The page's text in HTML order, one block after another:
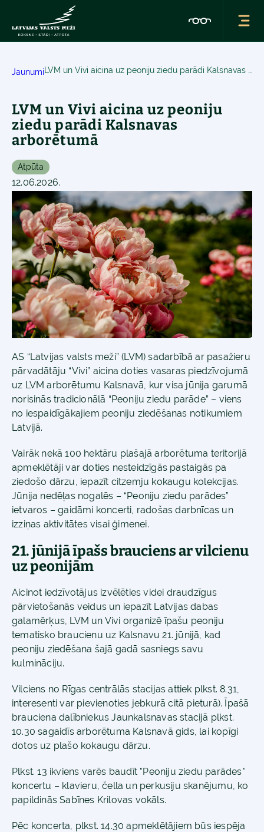
Jaunumi
LVM un Vivi aicina uz peoniju
ziedu parādi Kalsnavas
arborētumā
Atpūta
12.06.2026.
AS “Latvijas valsts meži” (LVM) sadarbībā ar pasažieru
pārvadātāju “Vivi” aicina doties vasaras piedzīvojumā
uz LVM arborētumu Kalsnavā, kur visa jūnija garumā
norisinās tradicionālā “Peoniju ziedu parāde” – viens
no iespaidīgākajiem peoniju ziedēšanas notikumiem
Latvijā.
Vairāk nekā 100 hektāru plašajā arborētuma teritorijā
apmeklētāji var doties nesteidzīgās pastaigās pa
ziedošo dārzu, iepazīt citzemju kokaugu kolekcijas.
Jūnija nedēļas nogalēs – “Peoniju ziedu parādes”
ietvaros – gaidāmi koncerti, radošas darbnīcas un
izziņas aktivitātes visai ģimenei.
21. jūnijā īpašs brauciens ar vilcienu
uz peonijām
Aicinot iedzīvotājus izvēlēties videi draudzīgus
pārvietošanās veidus un iepazīt Latvijas dabas
galamērķus, LVM un Vivi organizē īpašu peoniju
tematisko braucienu uz Kalsnavu 21. jūnijā, kad
peoniju ziedēšana šajā gadā sasniegs savu
kulmināciju.
Vilciens no Rīgas centrālās stacijas attiek plkst. 8.31,
interesenti var pievienoties jebkurā citā pieturā). Īpašā
brauciena dalībniekus Jaunkalsnavas stacijā plkst.
10.30 sagaidīs arborētuma Kalsnavā gids, lai kopīgi
dotos uz plašo kokaugu dārzu.
Plkst. 13 ikviens varēs baudīt "Peoniju ziedu parādes"
koncertu – klavieru, čella un perkusiju skanējumu, ko
papildinās Sabīnes Krilovas vokāls.
Pēc koncerta, plkst. 14.30 apmeklētājiem būs iespēja